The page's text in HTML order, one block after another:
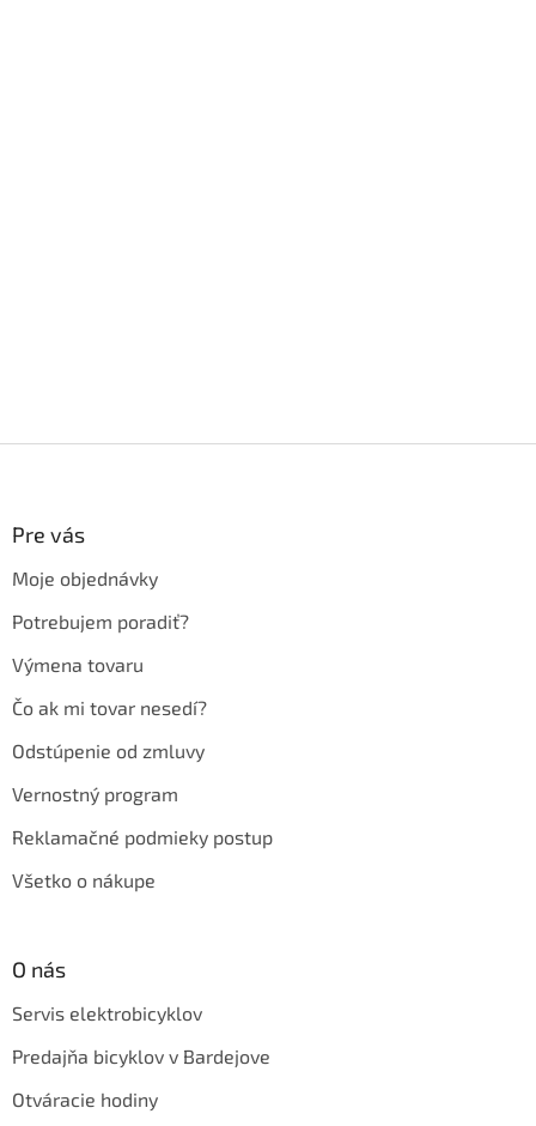
Pre vás
Moje objednávky
Potrebujem poradiť?
Výmena tovaru
Čo ak mi tovar nesedí?
Odstúpenie od zmluvy
Vernostný program
Reklamačné podmieky postup
Všetko o nákupe
O nás
Servis elektrobicyklov
Predajňa bicyklov v Bardejove
Otváracie hodiny